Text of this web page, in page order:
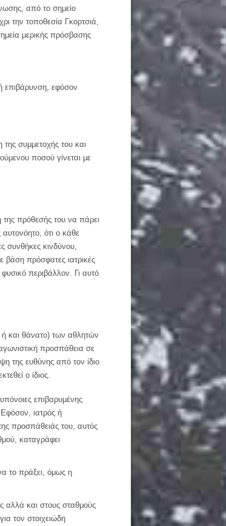
από το σημείο
την τοποθεσία Γκορτσιά,
μερικής πρόσβασης
επιβάρυνση, εφόσον
της συμμετοχής του και
ποσού γίνεται με
της πρόθεσής του να πάρει
ότι ο κάθε
συνθήκες κινδύνου,
βάση πρόσφατες ιατρικές
περιβάλλον. Γι αυτό
ή και θάνατο) των αθλητών
προσπάθεια σε
της ευθύνης από τον ίδιο
ο ίδιος.
επιβαρυμένης
ιατρός ή
προσπάθειάς του, αυτός
καταγράφει
το πράξει, όμως η
αλλά και στους σταθμούς
τον στοιχειώδη